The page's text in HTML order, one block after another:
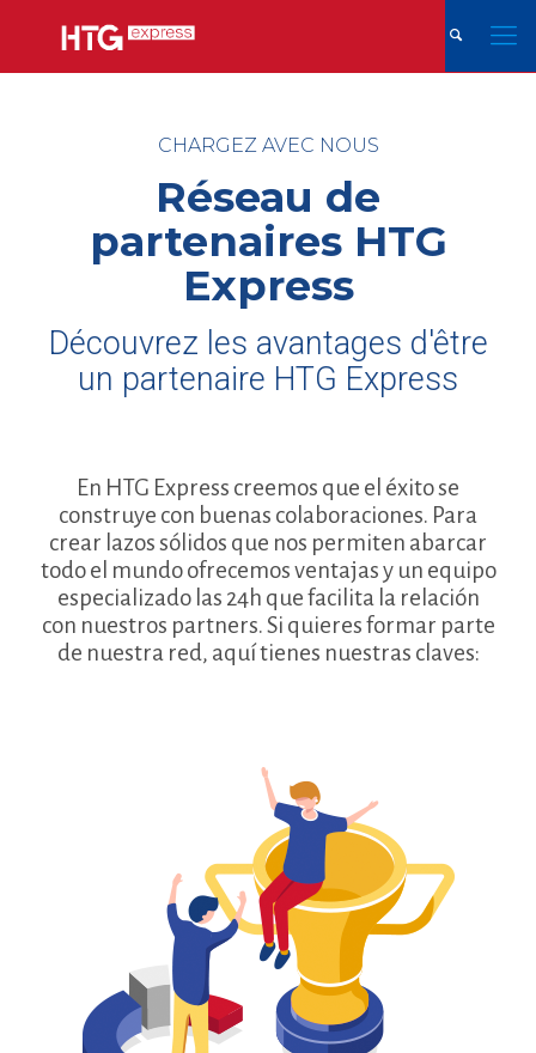
CHARGEZ AVEC NOUS
Réseau de
partenaires HTG
Express
Découvrez les avantages d'être
un partenaire HTG Express
En HTG Express creemos que el éxito se
construye con buenas colaboraciones. Para
crear lazos sólidos que nos permiten abarcar
todo el mundo ofrecemos ventajas y un equipo
especializado las 24h que facilita la relación
con nuestros partners. Si quieres formar parte
de nuestra red, aquí tienes nuestras claves: